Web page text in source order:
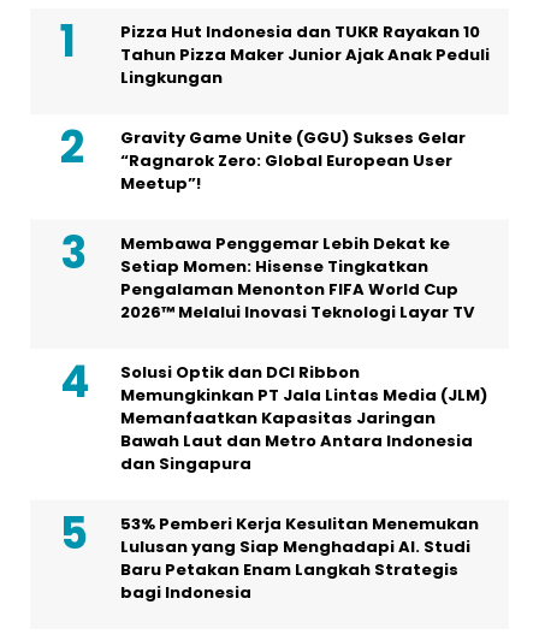
Pizza Hut Indonesia dan TUKR Rayakan 10
Tahun Pizza Maker Junior Ajak Anak Peduli
Lingkungan
Gravity Game Unite (GGU) Sukses Gelar
“Ragnarok Zero: Global European User
Meetup”!
Membawa Penggemar Lebih Dekat ke
Setiap Momen: Hisense Tingkatkan
Pengalaman Menonton FIFA World Cup
2026™ Melalui Inovasi Teknologi Layar TV
Solusi Optik dan DCI Ribbon
Memungkinkan PT Jala Lintas Media (JLM)
Memanfaatkan Kapasitas Jaringan
Bawah Laut dan Metro Antara Indonesia
dan Singapura
53% Pemberi Kerja Kesulitan Menemukan
Lulusan yang Siap Menghadapi AI. Studi
Baru Petakan Enam Langkah Strategis
bagi Indonesia